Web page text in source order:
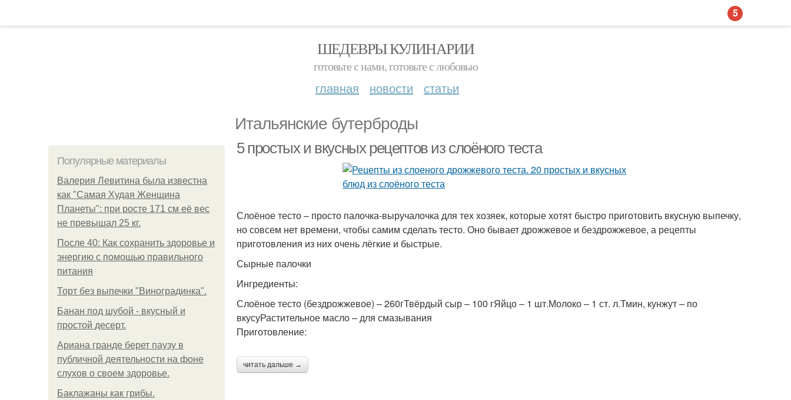
ШЕДЕВРЫ КУЛИНАРИИ
готовьте с нами, готовьте с любовью
главная новости статьи
Итальянские бутерброды
Популярные материалы
Валерия Левитина была известна
как "Самая Худая Женщина
Планеты": при росте 171 см её вес
не превышал 25 кг.
После 40: Как сохранить здоровье и
энергию с помощью правильного
питания
Торт без выпечки "Виноградинка".
Банан под шубой - вкусный и
простой десерт.
Ариана гранде берет паузу в
публичной деятельности на фоне
слухов о своем здоровье.
Баклажаны как грибы.
5 простых и вкусных рецептов из слоёного теста
Слоёное тесто – просто палочка-выручалочка для тех хозяек, которые хотят быстро приготовить вкусную выпечку,
но совсем нет времени, чтобы самим сделать тесто. Оно бывает дрожжевое и бездрожжевое, а рецепты
приготовления из них очень лёгкие и быстрые.
Сырные палочки
Ингредиенты:
Слоёное тесто (бездрожжевое) – 260гТвёрдый сыр – 100 гЯйцо – 1 шт.Молоко – 1 ст. л.Тмин, кунжут – по
вкусуРастительное масло – для смазывания
Приготовление:
читать дальше →
5